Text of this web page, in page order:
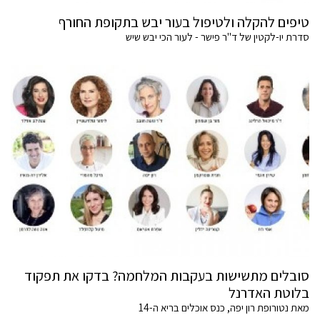
טיפים להקלה ולטיפול בעור יבש בתקופת החורף
סדרת יו-לקטין של ד"ר פישר - לעור הכי יבש שיש
סובלים מתשישות בעקבות המלחמה? בדקו את תפקוד
בלוטת האדרנל
מאת נטורופת רון יפה, כנס אוכלים בריא ה-14